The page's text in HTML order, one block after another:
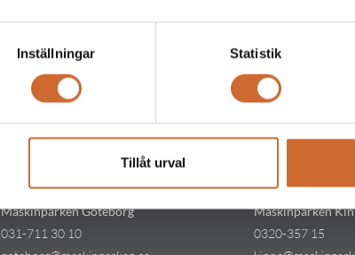
Inställningar Statistik
Tillåt urval
Kontakt
Maskinparken Göteborg
031-711 30 10
Kontakt
Maskinparken
0320-357 15